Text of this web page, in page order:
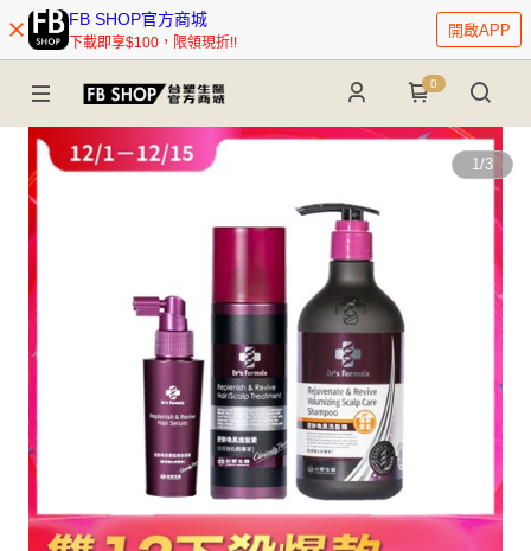
FB SHOP官方商城
下載即享$100，限領現折!!
開啟APP
0
1/3